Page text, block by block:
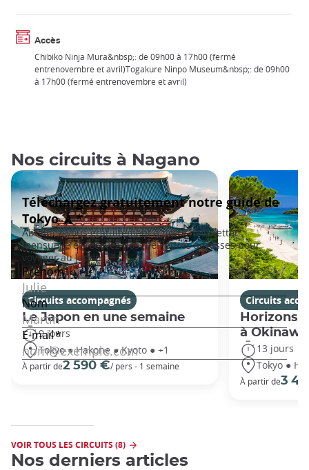
Accès
Chibiko Ninja Mura&nbsp;: de 09h00 à 17h00 (fermé
entrenovembre et avril)Togakure Ninpo Museum&nbsp;: de 09h00
à 17h00 (fermé entrenovembre et avril)
Nos circuits à Nagano
Circuits accompagnés
Le Japon en une semaine
9 jours
Tokyo ● Hakone ● Kyoto ● +1
À partir de2 590 €/ pers - 1 semaine
Circuits
Horizons
à Okinawa
13 jours
Tokyo ●
À partir de3
VOIR TOUS LES CIRCUITS (8)
Nos derniers articles